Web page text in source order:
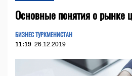
Основные понятия о рынке
БИЗНЕС ТУРКМЕНИСТАН
11:19 26.12.2019